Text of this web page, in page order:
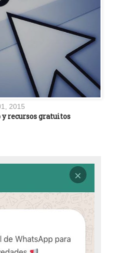
2015
y recursos gratuitos